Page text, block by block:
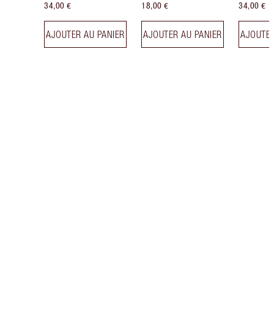
34,00 €
AJOUTER AU PANIER
18,00 €
AJOUTER AU PANIER
34,00 €